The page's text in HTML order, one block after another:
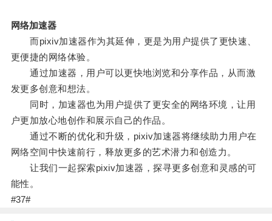
网络加速器
而pixiv加速器作为其延伸，更是为用户提供了更快速、
更便捷的网络体验。
通过加速器，用户可以更快地浏览和分享作品，从而激
发更多创意和想法。
同时，加速器也为用户提供了更安全的网络环境，让用
户更加放心地创作和展示自己的作品。
通过不断的优化和升级，pixiv加速器将继续助力用户在
网络空间中快速前行，释放更多的艺术潜力和创造力。
让我们一起探索pixiv加速器，探寻更多创意和灵感的可
能性。
#37#